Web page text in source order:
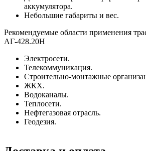
аккумулятора.
Небольшие габариты и вес.
Рекомендуемые области применения
АГ-428.20Н
Электросети.
Телекоммуникация.
Строительно-монтажные
ЖКХ.
Водоканалы.
Теплосети.
Нефтегазовая отрасль.
Геодезия.